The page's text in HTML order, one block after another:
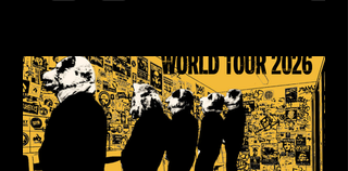
Andreoli e Aquiles Priester — nunca mais
dividiram o palco como Angra. Essa longa
ausência torna o reencontro ainda mais
histórico: uma ocasião rara, carregada de
significado, que ganha contornos ainda